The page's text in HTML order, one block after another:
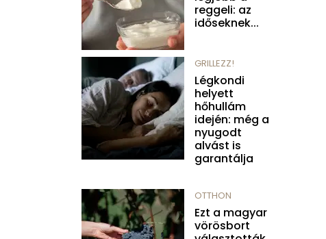
reggeli: az
időseknek...
GRILLEZZ!
Légkondi
helyett
hőhullám
idején: még a
nyugodt
alvást is
garantálja
OTTHON
Ezt a magyar
vörösbort